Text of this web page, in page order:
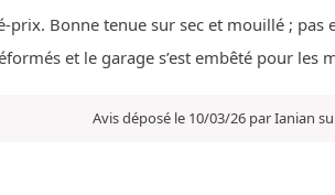
Bonne tenue sur sec et mouillé ;
et le garage s’est embêté pour les
Avis déposé le 10/03/26 par Ianian